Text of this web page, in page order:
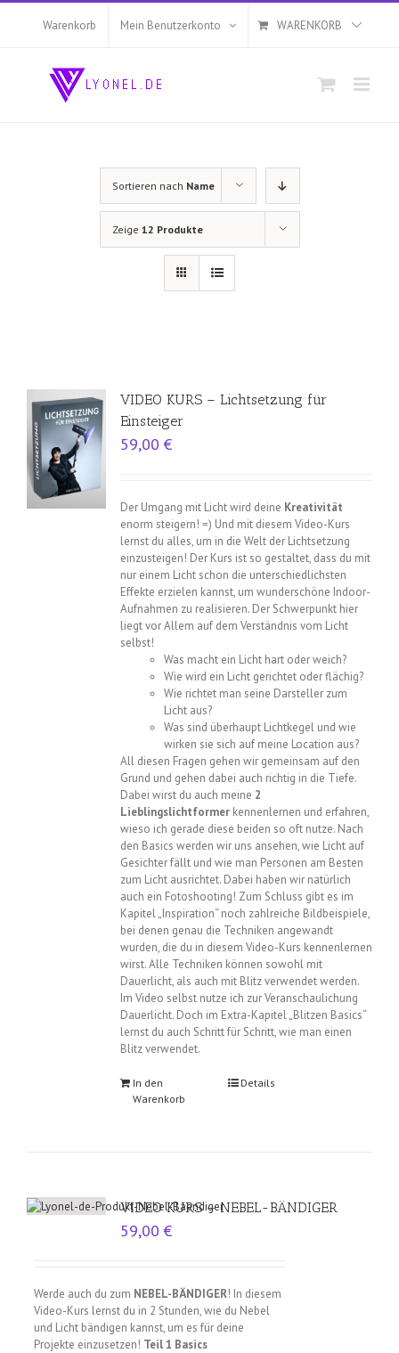
Zum
Warenkorb Mein Benutzerkonto WARENKORB
Sortieren nach Name
Zeige 12 Produkte
VIDEO KURS – Lichtsetzung für
Einsteiger
59,00 €
Der Umgang mit Licht wird deine Kreativität
enorm steigern! =) Und mit diesem Video-Kurs
lernst du alles, um in die Welt der Lichtsetzung
einzusteigen! Der Kurs ist so gestaltet, dass du mit
nur einem Licht schon die unterschiedlichsten
Effekte erzielen kannst, um wunderschöne Indoor-
Aufnahmen zu realisieren. Der Schwerpunkt hier
liegt vor Allem auf dem Verständnis vom Licht
selbst!
Was macht ein Licht hart oder weich?
Wie wird ein Licht gerichtet oder flächig?
Wie richtet man seine Darsteller zum
Licht aus?
Was sind überhaupt Lichtkegel und wie
wirken sie sich auf meine Location aus?
All diesen Fragen gehen wir gemeinsam auf den
Grund und gehen dabei auch richtig in die Tiefe.
Dabei wirst du auch meine 2
Lieblingslichtformerkennenlernen und erfahren,
wieso ich gerade diese beiden so oft nutze. Nach
den Basics werden wir uns ansehen, wie Licht auf
Gesichter fällt und wie man Personen am Besten
zum Licht ausrichtet. Dabei haben wir natürlich
auch ein Fotoshooting! Zum Schluss gibt es im
Kapitel „Inspiration“ noch zahlreiche Bildbeispiele,
bei denen genau die Techniken angewandt
wurden, die du in diesem Video-Kurs kennenlernen
wirst. Alle Techniken können sowohl mit
Dauerlicht, als auch mit Blitz verwendet werden.
Im Video selbst nutze ich zur Veranschaulichung
Dauerlicht. Doch im Extra-Kapitel „Blitzen Basics“
lernst du auch Schritt für Schritt, wie man einen
Blitz verwendet.
In den
Warenkorb
Details
VIDEO KURS – NEBEL-BÄNDIGER
59,00 €
Werde auch du zum NEBEL-BÄNDIGER! In diesem
Video-Kurs lernst du in 2 Stunden, wie du Nebel
und Licht bändigen kannst, um es für deine
Projekte einzusetzen! Teil 1 Basics